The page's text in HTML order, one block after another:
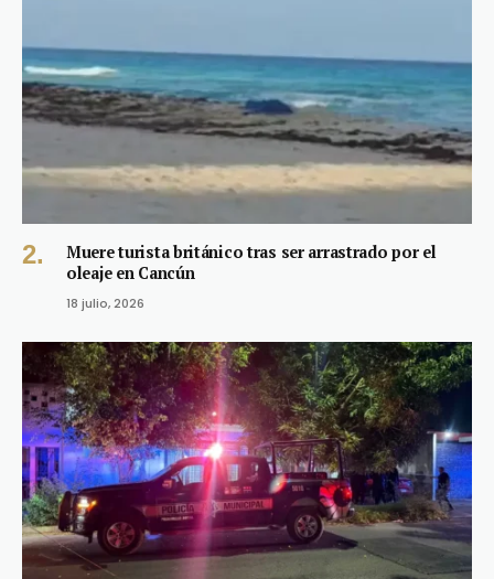
Muere turista británico tras ser arrastrado por el
oleaje en Cancún
18 julio, 2026